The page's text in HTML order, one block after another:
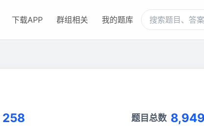
下载APP 群组相关 我的题库
258 题目总数